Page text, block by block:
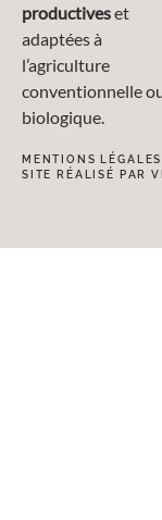
productiveset
adaptées à
l’agriculture
conventionnelle
biologique.
MENTIONS LÉGALES
SITE RÉALISÉ PAR